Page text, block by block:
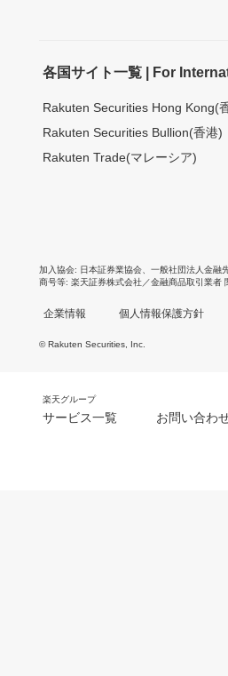
各国サイト一覧 | For
Rakuten Securities Hong Kong(
Rakuten Securities Bullion(香港)
Rakuten Trade(マレーシア)
加入協会 日本証券業協会 一般社団法人金融
商号等 楽天証券株式会社／金融商品取引業者
企業情報 個人情報保護方針
© Rakuten Securities, Inc.
楽天グループ
サービス一覧 お問い合わ